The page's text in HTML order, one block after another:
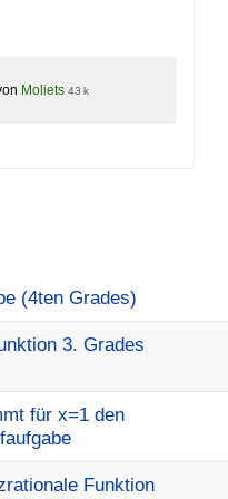
Moliets 43 k
(4ten Grades)
3. Grades
für x=1 den
Funktion